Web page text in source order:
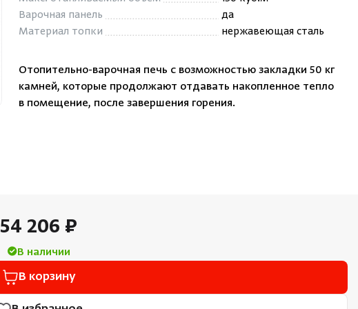
Облицовка и порталы
SPA-оборудование
Аксессуары
Варочная панель
да
Материал топки
нержавеющая сталь
Отопительно-варочная печь с возможностью закладки 50 кг
камней, которые продолжают отдавать накопленное тепло
в помещение, после завершения горения.
54 206 ₽
В наличии
В корзину